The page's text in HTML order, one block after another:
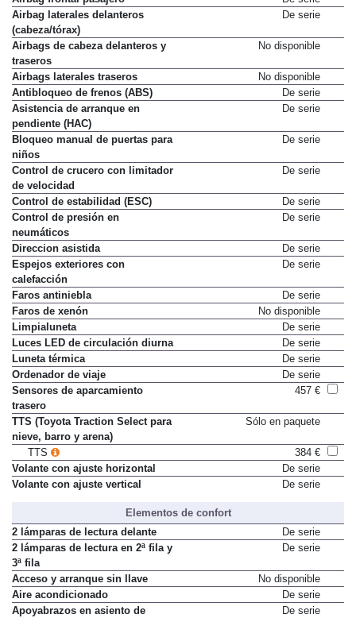
Airbag laterales delanteros
(cabeza/tórax)
De serie
Airbags de cabeza delanteros y
traseros
No disponible
Airbags laterales traseros
No disponible
Antibloqueo de frenos (ABS)
De serie
Asistencia de arranque en
pendiente (HAC)
De serie
Bloqueo manual de puertas para
niños
De serie
Control de crucero con limitador
de velocidad
De serie
Control de estabilidad (ESC)
De serie
Control de presión en
neumáticos
De serie
Direccion asistida
De serie
Espejos exteriores con
calefacción
De serie
Faros antiniebla
De serie
Faros de xenón
No disponible
Limpialuneta
De serie
Luces LED de circulación diurna
De serie
Luneta térmica
De serie
Ordenador de viaje
De serie
Sensores de aparcamiento
trasero
457 €
TTS (Toyota Traction Select para
nieve, barro y arena)
Sólo en paquete
TTS
384 €
Volante con ajuste horizontal
De serie
Volante con ajuste vertical
De serie
Elementos de confort
2 lámparas de lectura delante
De serie
2 lámparas de lectura en 2ª fila y
3ª fila
De serie
Acceso y arranque sin llave
No disponible
Aire acondicionado
De serie
Apoyabrazos en asiento de
De serie